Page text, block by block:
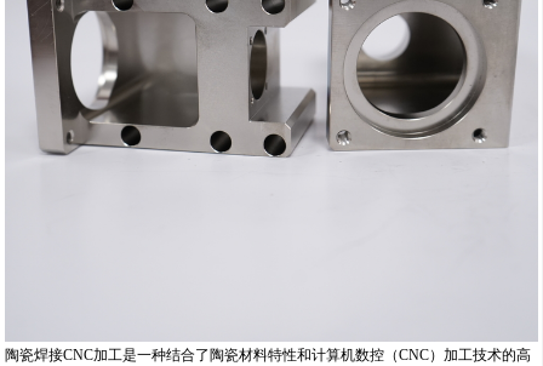
陶瓷焊接CNC加工是一种结合了陶瓷材料特性和计算机数控（CNC）加工技术的高